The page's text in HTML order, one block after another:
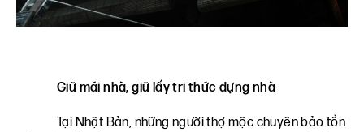
Giữ mái nhà, giữ lấy tri thức dựng nhà
Tại Nhật Bản, những người thợ mộc chuyên bảo tồn